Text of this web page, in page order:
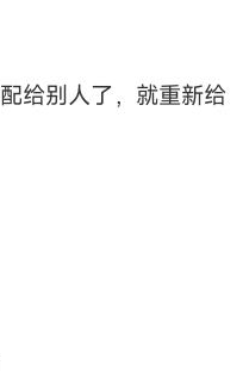
给别人了，就重新给